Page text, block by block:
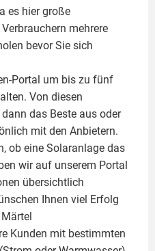
es hier große
mehrere
bevor Sie sich
Portal um bis zu fünf
Von diesen
das Beste aus oder
mit den Anbietern.
ob eine Solaranlage das
wir auf unserem Portal
übersichtlich
Ihnen viel Erfolg
Kunden mit bestimmten